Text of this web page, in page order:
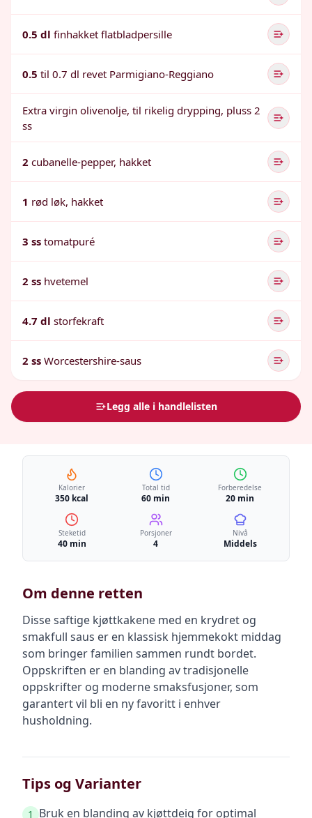
0.5 dl finhakket flatbladpersille
0.5 til 0.7 dl revet Parmigiano-Reggiano
Extra virgin olivenolje, til rikelig drypping, pluss 2
ss
2 cubanelle-pepper, hakket
1 rød løk, hakket
3 ss tomatpuré
2 ss hvetemel
4.7 dl storfekraft
2 ss Worcestershire-saus
Legg alle i handlelisten
Kalorier
350 kcal
Total tid
60 min
Forberedelse
20 min
Steketid
40 min
Porsjoner
4
Nivå
Middels
Om denne retten
Disse saftige kjøttkakene med en krydret og
smakfull saus er en klassisk hjemmekokt middag
som bringer familien sammen rundt bordet.
Oppskriften er en blanding av tradisjonelle
oppskrifter og moderne smaksfusjoner, som
garantert vil bli en ny favoritt i enhver
husholdning.
Tips og Varianter
1 Bruk en blanding av kjøttdeig for optimal